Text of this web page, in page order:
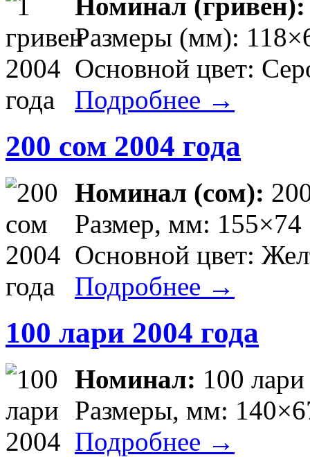
Номинал
Размеры (мм):
Основной цвет:
Подробнее →
200 сом 2004 года
Номинал (сом):
Размер, мм: 155×74
Основной цвет:
Подробнее →
100 лари 2004 года
Номинал: 100 лари
Размеры, мм:
Подробнее →